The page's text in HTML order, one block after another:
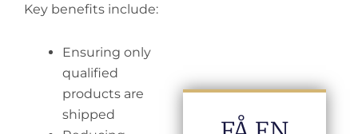
Key benefits include:
Ensuring only
qualified
products are
shipped